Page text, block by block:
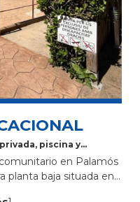
piscina y
en Palamós
planta baja situada en